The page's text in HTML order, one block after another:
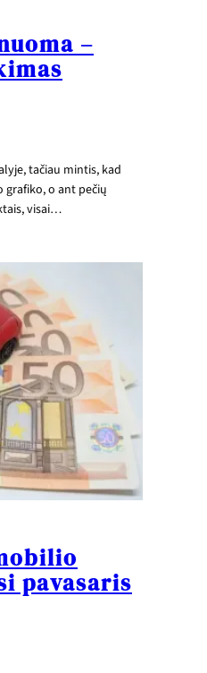
–
tačiau mintis, kad
o ant pečių
visai…
pavasaris